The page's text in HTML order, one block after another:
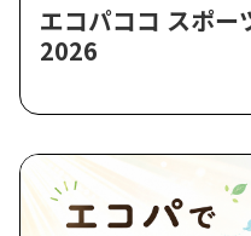
エコパココ スポー
2026